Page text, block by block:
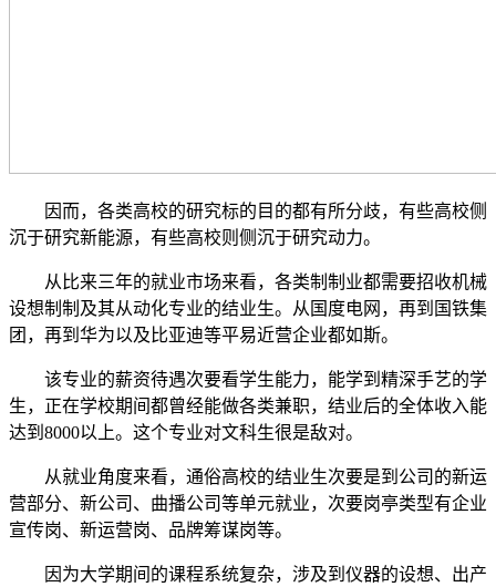
因而，各类高校的研究标的目的都有所分歧，有些高校侧
沉于研究新能源，有些高校则侧沉于研究动力。
从比来三年的就业市场来看，各类制制业都需要招收机械
设想制制及其从动化专业的结业生。从国度电网，再到国铁集
团，再到华为以及比亚迪等平易近营企业都如斯。
该专业的薪资待遇次要看学生能力，能学到精深手艺的学
生，正在学校期间都曾经能做各类兼职，结业后的全体收入能
达到8000以上。这个专业对文科生很是敌对。
从就业角度来看，通俗高校的结业生次要是到公司的新运
营部分、新公司、曲播公司等单元就业，次要岗亭类型有企业
宣传岗、新运营岗、品牌筹谋岗等。
因为大学期间的课程系统复杂，涉及到仪器的设想、出产